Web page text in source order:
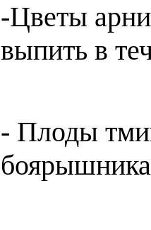
-Цветы
выпить в
- Плоды